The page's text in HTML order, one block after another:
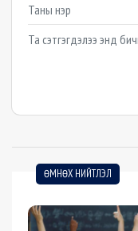
Example textarea
ӨМНӨХ НИЙТЛЭЛ